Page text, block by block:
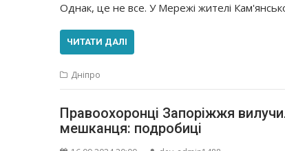
Однак, це не все. У Мережі жителі
ЧИТАТИ ДАЛІ
Дніпро
Правоохоронці Запоріжжя
мешканця: подробиці